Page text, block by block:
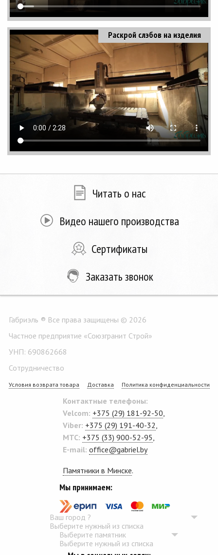
Раскрой слэбов на изделия
Читать о нас
Видео нашего производства
Сертификаты
Заказать звонок
Габриэль ® Все права защищены © 2026
Частное предприятие «Союзгранит Строй»
УНП: 690862668
Сотрудничество
Условия возврата товара Доставка Политика конфиденциальности
Контактные телефоны:
Velcom: +375 (29) 181-92-50
Viber: +375 (29) 191-40-32
MTC: +375 (33) 900-52-95
E-mail: office@gabriel.by
Памятники в Минске.
Мы принимаем:
Ваш город ?
Выберите нужный из списка
Выберите памятник
Выберите нужный из списка